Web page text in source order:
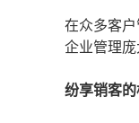
在众多客
企业管理庞
纷享销客